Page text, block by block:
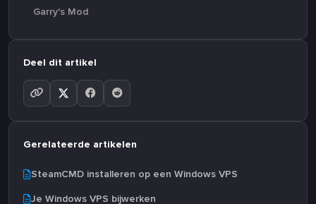
Garry's Mod
Deel dit artikel
Gerelateerde artikelen
SteamCMD installeren op een Windows VPS
Je Windows VPS bijwerken